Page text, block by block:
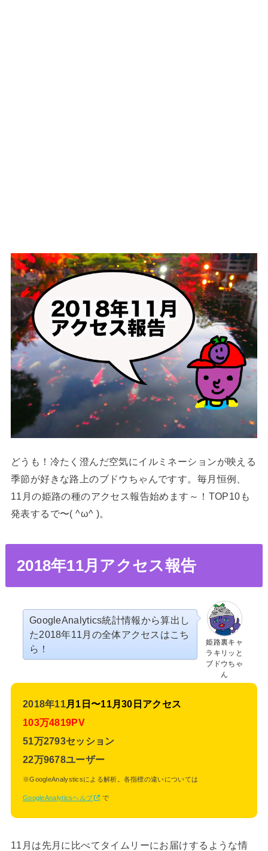
どうも！冷たく澄んだ空気にイルミネーションが映える
季節が好きな路上のブドウちゃんですす。毎月恒例、
11月の姫路の種のアクセス報告始めます～！TOP10も
発表するで〜( ^ω^ )。
2018年11月アクセス報告
姫路裏キャ
ラキリッと
ブドウちゃ
ん
GoogleAnalytics統計情報から算出し
た2018年11月の全体アクセスはこち
ら！
2018年11月1日〜11月30日アクセス
103万4819PV
51万2793セッション
22万9678ユーザー
※GoogleAnalysticsによる解析。各指標の違いについては
GoogleAnalyticsヘルプ で
11月は先月に比べてタイムリーにお届けするような情